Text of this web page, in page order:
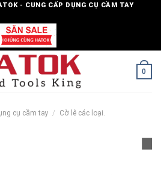
- CUNG CẤP DỤNG CỤ CẦM TAY
0
cụ cầm tay / Cờ lê các loại.